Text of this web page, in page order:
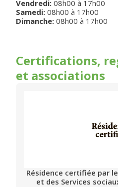
Vendredi: 08h00 à 17h00
Samedi: 08h00 à 17h00
Dimanche: 08h00 à 17h00
Certifications,
et associations
Résidence certifiée par
et des Services